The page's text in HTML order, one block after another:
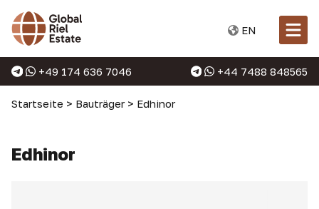
EN
+49 174 636 7046 +44 7488 848565
Startseite > Bauträger > Edhinor
Edhinor